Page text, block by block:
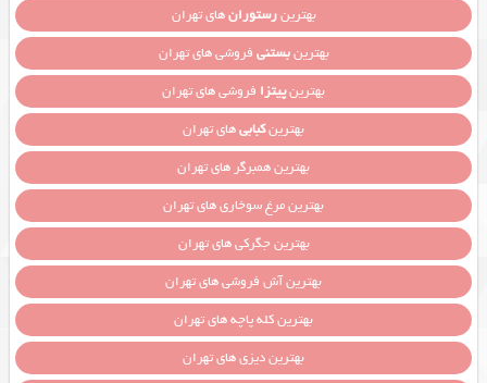
بهترینرستورانهای تهران
بهترینبستنی فروشی های تهران
بهترینپیتزا فروشی های تهران
بهترینکبابیهای تهران
بهترین همبرگر های تهران
بهترین مرغ سوخاری های تهران
بهترین جگرکی های تهران
بهترین آش فروشی های تهران
بهترین کله پاچه های تهران
بهترین دیزی های تهران